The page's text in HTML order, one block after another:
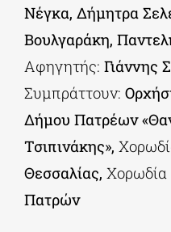
Νέγκα, Δήμητρα
Βουλγαράκη,
Αφηγητής: Γιάννης
Συμπράττουν:
Δήμου Πατρέων
Τσιπινάκης»,
Θεσσαλίας, Χορωδία
Πατρών